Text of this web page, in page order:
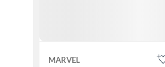
MARVEL